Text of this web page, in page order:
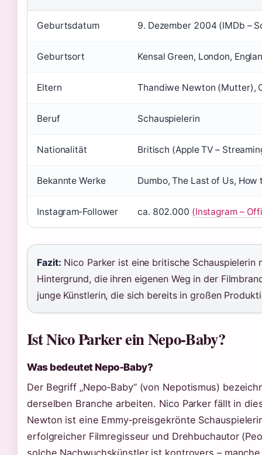
Geburtsdatum 9. Dezember 2004 (IMDb –
Geburtsort Kensal Green, London,
Eltern Thandiwe Newton (Mutter),
Beruf Schauspielerin
Nationalität Britisch (Apple TV –
Bekannte Werke Dumbo, The Last of Us, How
Instagram‑Follower ca. 802.000 (Instagram –
Fazit: Nico Parker ist eine britische Schauspielerin
Hintergrund, die ihren eigenen Weg in der
junge Künstlerin, die sich bereits in großen
Ist Nico Parker ein Nepo‑Baby?
Was bedeutet Nepo‑Baby?
Der Begriff „Nepo‑Baby“ (von Nepotismus)
derselben Branche arbeiten. Nico Parker fällt in
Newton ist eine Emmy‑preisgekrönte
erfolgreicher Filmregisseur und Drehbuchautor
solche Nachwuchskünstler ist kontrovers –